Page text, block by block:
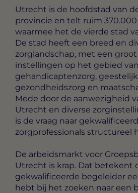
Utrecht is de hoofdstad van
provincie en telt ruim
waarmee het de vierde stad
De stad heeft een breed en
zorglandschap, met een groot
instellingen op het gebied van
gehandicaptenzorg,
gezondheidszorg en
Mede door de aanwezigheid
Utrecht en diverse
is de vraag naar
zorgprofessionals structureel
De arbeidsmarkt voor
Utrecht is krap. Dat betekent
gekwalificeerde begeleider
hebt bij het zoeken naar een